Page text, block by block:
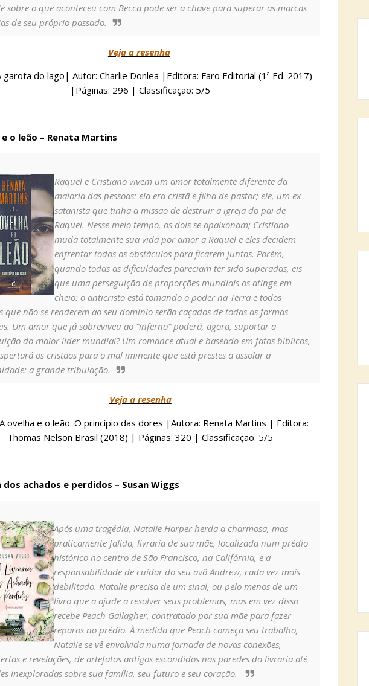
sobre o que aconteceu com Becca pode ser a chave para superar as marcas
de seu próprio passado.
Veja a resenha
garota do lago| Autor: Charlie Donlea |Editora: Faro Editorial (1ª Ed. 2017)
|Páginas: 296 | Classificação: 5/5
o leão – Renata Martins
Raquel e Cristiano vivem um amor totalmente diferente da
maioria das pessoas: ela era cristã e filha de pastor; ele, um ex-
satanista que tinha a missão de destruir a igreja do pai de
Raquel. Nesse meio tempo, os dois se apaixonam; Cristiano
muda totalmente sua vida por amor a Raquel e eles decidem
enfrentar todos os obstáculos para ficarem juntos. Porém,
quando todas as dificuldades pareciam ter sido superadas, eis
que uma perseguição de proporções mundiais os atinge em
cheio: o anticristo está tomando o poder na Terra e todos
que não se renderem ao seu domínio serão caçados de todas as formas
Um amor que já sobreviveu ao “inferno” poderá, agora, suportar a
do maior líder mundial? Um romance atual e baseado em fatos bíblicos,
os cristãos para o mal iminente que está prestes a assolar a
a grande tribulação.
Veja a resenha
ovelha e o leão: O princípio das dores |Autora: Renata Martins | Editora:
Thomas Nelson Brasil (2018) | Páginas: 320 | Classificação: 5/5
achados e perdidos – Susan Wiggs
Após uma tragédia, Natalie Harper herda a charmosa, mas
praticamente falida, livraria de sua mãe, localizada num prédio
histórico no centro de São Francisco, na Califórnia, e a
responsabilidade de cuidar do seu avô Andrew, cada vez mais
debilitado. Natalie precisa de um sinal, ou pelo menos de um
livro que a ajude a resolver seus problemas, mas em vez disso
recebe Peach Gallagher, contratado por sua mãe para fazer
reparos no prédio. À medida que Peach começa seu trabalho,
Natalie se vê envolvida numa jornada de novas conexões,
e revelações, de artefatos antigos escondidos nas paredes da livraria até
inexploradas sobre sua família, seu futuro e seu coração.